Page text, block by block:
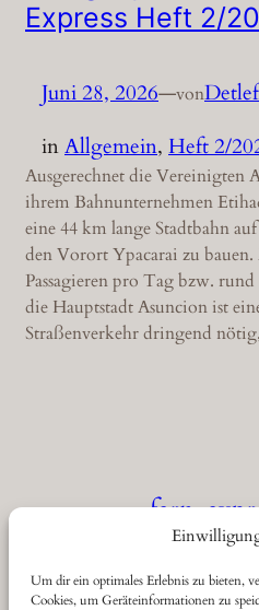
Um dir ein optimales Erlebnis zu bieten,
Cookies, um Geräteinformationen zu
Express Heft 2/
Juni 28, 2026—von
inAllgemein, Heft 2/
Ausgerechnet die Vereinigten
ihrem Bahnunternehmen
eine 44 km lange Stadtbahn
den Vorort Ypacarai zu
Passagieren pro Tag bzw.
die Hauptstadt Asuncion ist
Straßenverkehr dringend
fern-
Die Seite für